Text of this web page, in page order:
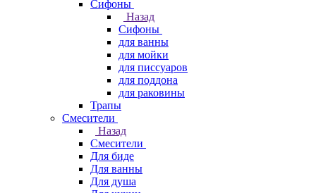
Сифоны
Назад
Сифоны
для ванны
для мойки
для писсуаров
для поддона
для раковины
Трапы
Смесители
Назад
Смесители
Для биде
Для ванны
Для душа